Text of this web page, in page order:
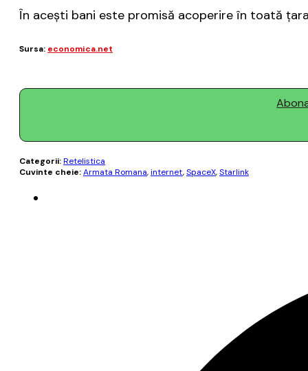
În aceşti bani este promisă acoperire în toată
Sursa: economica.net
Categorii:Retelistica
Cuvinte cheie:Armata Romana,internet,SpaceX,Starlink